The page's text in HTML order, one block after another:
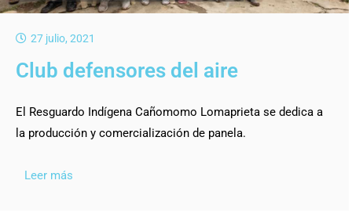
27 julio, 2021
Club defensores del aire
El Resguardo Indígena Cañomomo Lomaprieta se dedica a
la producción y comercialización de panela.
Leer más